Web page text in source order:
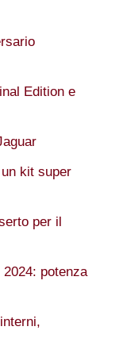
Edition e
kit super
per il
potenza